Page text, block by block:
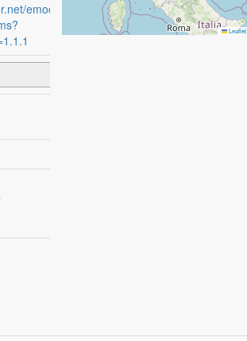
emodnet-
Leaflet